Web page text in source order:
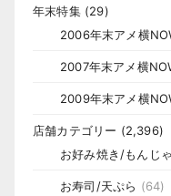
年末特集(29)
2006年末アメ横
2007年末アメ横
2009年末アメ横
店舗カテゴリー (2,396)
お好み焼き/もんじゃ
お寿司/天ぷら (64)